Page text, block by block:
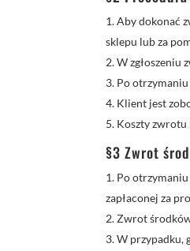
Aby dokonać
sklepu lub za
W zgłoszeniu
Po
Klient jest
Koszty
§3 Zwrot
Po
zapłaconej za
Zwrot
W przypadku,